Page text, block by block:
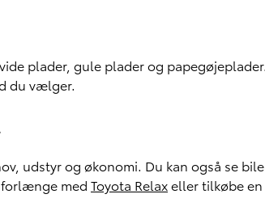
plader, gule plader og
du vælger.
udstyr og økonomi. Du kan også se
med Toyota Relaxeller tilkøbe en